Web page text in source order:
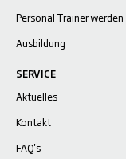
Personal Trainer werden
Ausbildung
SERVICE
Aktuelles
Kontakt
FAQ's